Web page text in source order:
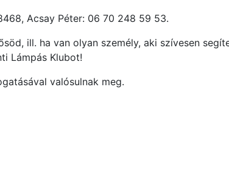
Acsay Péter: 06 70 248 59 53.
ill. ha van olyan személy, aki szívesen
Lámpás Klubot!
valósulnak meg.